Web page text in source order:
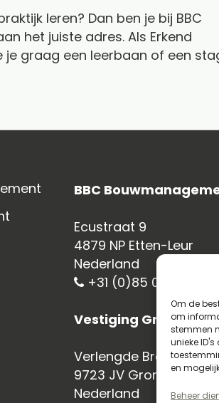
Om de
om
stemmen
unieke
en
Beheer
leren? Dan ben je bij BBC
het juiste adres. Als Erkend
je graag een leerbaan of een
BBC
Ecustraat 9
4879 NP Etten-Leur
Nederland
+31 (0)85 070 3750
Vestiging Groningen
Verlengde Bremenweg
9723 JV Groningen
Nederland